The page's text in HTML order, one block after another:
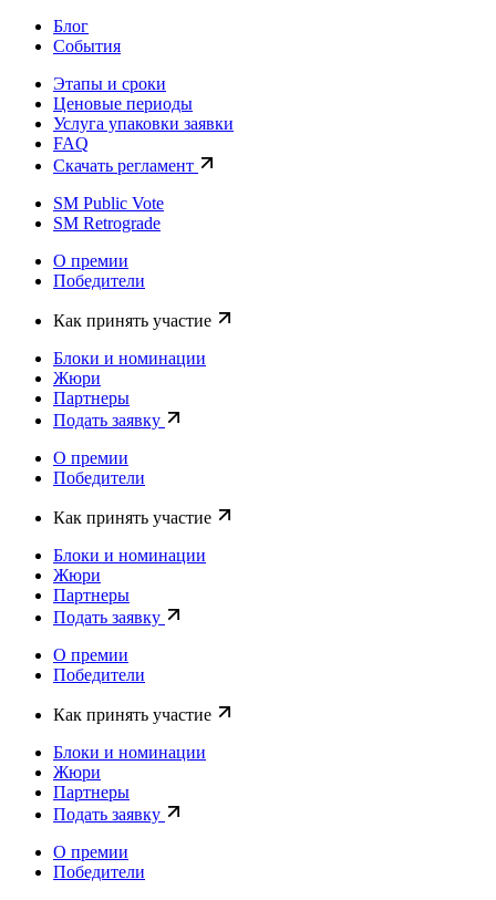
Блог
События
Этапы и сроки
Ценовые периоды
Услуга упаковки заявки
FAQ
Скачать регламент
SM Public Vote
SM Retrograde
О премии
Победители
Как принять участие
Блоки и номинации
Жюри
Партнеры
Подать заявку
О премии
Победители
Как принять участие
Блоки и номинации
Жюри
Партнеры
Подать заявку
О премии
Победители
Как принять участие
Блоки и номинации
Жюри
Партнеры
Подать заявку
О премии
Победители